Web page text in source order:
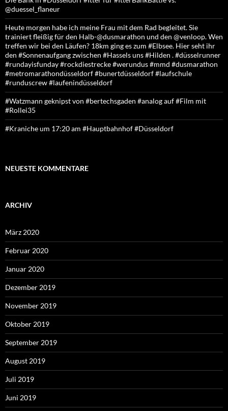
@duessel_flaneur
Heute morgen habe ich meine Frau mit dem Rad begleitet. Sie
trainiert fleißig für den Halb-@dusmarathon und den @venloop. Wen
treffen wir bei den Läufen? 18km ging es zum #Elbsee. Hier seht ihr
den #Sonnenaufgang zwischen #Hassels uns #Hilden . #düsselrunner
#rundayisfunday #rockdiestrecke #werundus #mmd #dusmarathon
#metromarathondüsseldorf #bunertdüsseldorf #laufschule
#runduscrew #laufenindüsseldorf
#Watzmann geknipst von #bertechsgaden #analog auf #Film mit
#Rollei35
#Kraniche um 17:20 am #Hauptbahnhof #Düsseldorf
NEUESTE KOMMENTARE
ARCHIV
März 2020
Februar 2020
Januar 2020
Dezember 2019
November 2019
Oktober 2019
September 2019
August 2019
Juli 2019
Juni 2019